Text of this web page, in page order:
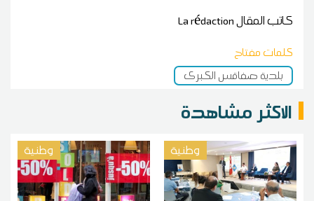
كاتب المقالLa rédaction
كلمات مفتاح
بلدية صفاقس الكبرى
الاكثر مشاهدة
وطنية وطنية